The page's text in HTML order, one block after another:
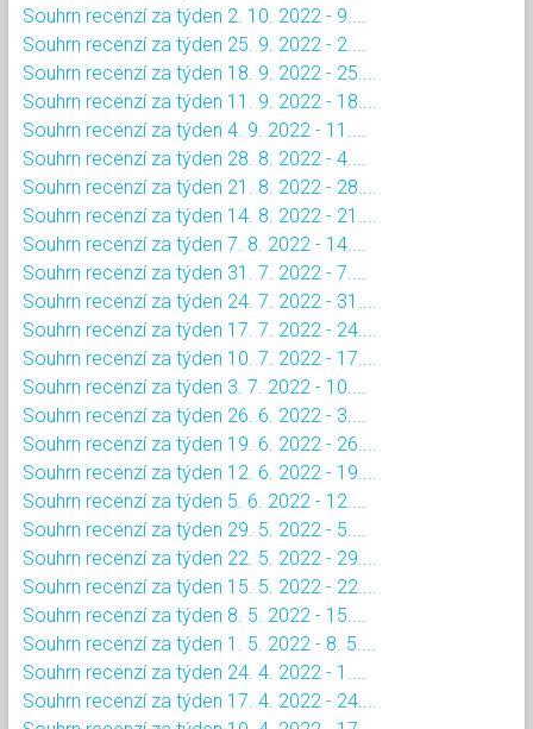
Souhrn recenzí za týden 2. 10. 2022 - 9....
Souhrn recenzí za týden 25. 9. 2022 - 2....
Souhrn recenzí za týden 18. 9. 2022 - 25....
Souhrn recenzí za týden 11. 9. 2022 - 18....
Souhrn recenzí za týden 4. 9. 2022 - 11....
Souhrn recenzí za týden 28. 8. 2022 - 4....
Souhrn recenzí za týden 21. 8. 2022 - 28....
Souhrn recenzí za týden 14. 8. 2022 - 21....
Souhrn recenzí za týden 7. 8. 2022 - 14....
Souhrn recenzí za týden 31. 7. 2022 - 7....
Souhrn recenzí za týden 24. 7. 2022 - 31....
Souhrn recenzí za týden 17. 7. 2022 - 24....
Souhrn recenzí za týden 10. 7. 2022 - 17....
Souhrn recenzí za týden 3. 7. 2022 - 10....
Souhrn recenzí za týden 26. 6. 2022 - 3....
Souhrn recenzí za týden 19. 6. 2022 - 26....
Souhrn recenzí za týden 12. 6. 2022 - 19....
Souhrn recenzí za týden 5. 6. 2022 - 12....
Souhrn recenzí za týden 29. 5. 2022 - 5....
Souhrn recenzí za týden 22. 5. 2022 - 29....
Souhrn recenzí za týden 15. 5. 2022 - 22....
Souhrn recenzí za týden 8. 5. 2022 - 15....
Souhrn recenzí za týden 1. 5. 2022 - 8. 5....
Souhrn recenzí za týden 24. 4. 2022 - 1....
Souhrn recenzí za týden 17. 4. 2022 - 24....